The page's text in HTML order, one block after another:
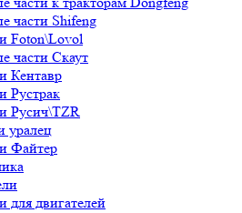
части Shifeng
Foton\Lovol
части Скаут
Кентавр
Рустрак
Русич\TZR
уралец
Файтер
для двигателей